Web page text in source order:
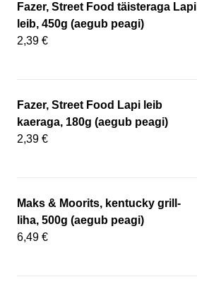
Fazer, Street Food täisteraga Lapi
leib, 450g (aegub peagi)
2,39 €
Fazer, Street Food Lapi leib
kaeraga, 180g (aegub peagi)
2,39 €
Maks & Moorits, kentucky grill-
liha, 500g (aegub peagi)
6,49 €